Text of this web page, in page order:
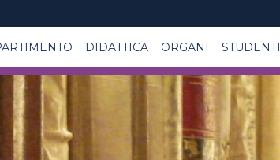
DIDATTICA ORGANI STUDENTI